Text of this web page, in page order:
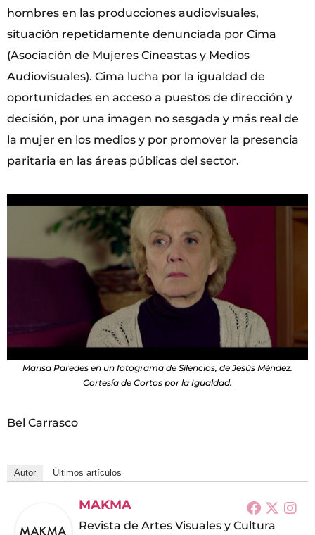
hombres en las producciones audiovisuales,
situación repetidamente denunciada por Cima
(Asociación de Mujeres Cineastas y Medios
Audiovisuales). Cima lucha por la igualdad de
oportunidades en acceso a puestos de dirección y
decisión, por una imagen no sesgada y más real de
la mujer en los medios y por promover la presencia
paritaria en las áreas públicas del sector.
Marisa Paredes en un fotograma de Silencios, de Jesús Méndez.
Cortesía de Cortos por la Igualdad.
Bel Carrasco
Autor Últimos artículos
MAKMA
Revista de Artes Visuales y Cultura